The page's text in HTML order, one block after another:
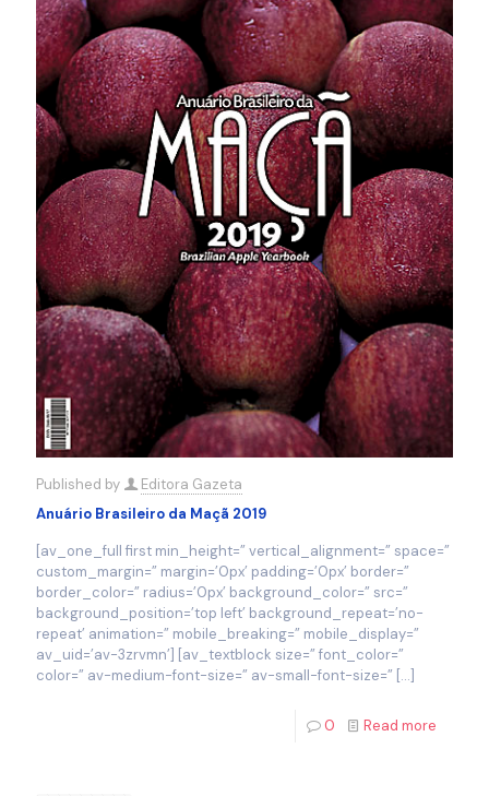
Published by
Editora Gazeta
Anuário Brasileiro da Maçã 2019
[av_one_full first min_height=” vertical_alignment=” space=”
custom_margin=” margin=’0px’ padding=’0px’ border=”
border_color=” radius=’0px’ background_color=” src=”
background_position=’top left’ background_repeat=’no-
repeat’ animation=” mobile_breaking=” mobile_display=”
av_uid=’av-3zrvmn’] [av_textblock size=” font_color=”
color=” av-medium-font-size=” av-small-font-size=” […]
0 Read more